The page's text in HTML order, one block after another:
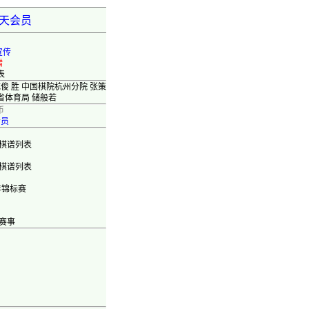
会员
传
胜 中国棋院杭州分院 张策
体育局 储般若
谱列表
谱列表
标赛
事